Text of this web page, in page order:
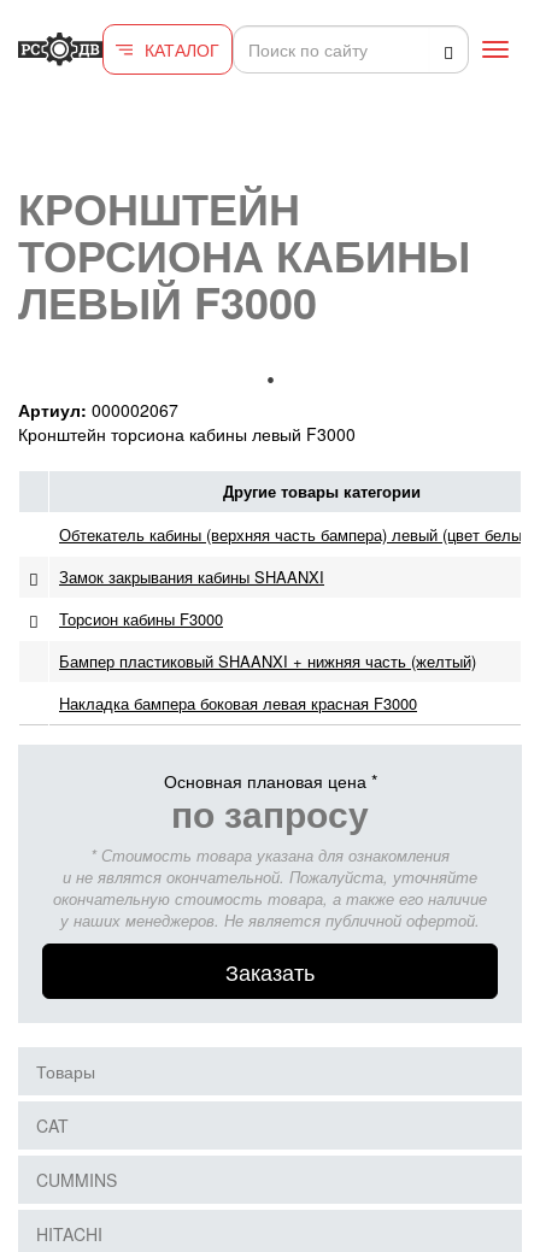
КАТАЛОГ
КРОНШТЕЙН
ТОРСИОНА КАБИНЫ
ЛЕВЫЙ F3000
Артиул: 000002067
Кронштейн торсиона кабины левый F3000
Другие товары категории
Обтекатель кабины (верхняя часть бампера) левый (цвет белый)
Замок закрывания кабины SHAANXI
Торсион кабины F3000
Бампер пластиковый SHAANXI + нижняя часть (желтый)
Накладка бампера боковая левая красная F3000
Основная плановая цена *
по запросу
* Стоимость товара указана для ознакомления
и не являтся окончательной. Пожалуйста, уточняйте
окончательную стоимость товара, а также его наличие
у наших менеджеров. Не является публичной офертой.
Заказать
Товары
CAT
CUMMINS
HITACHI